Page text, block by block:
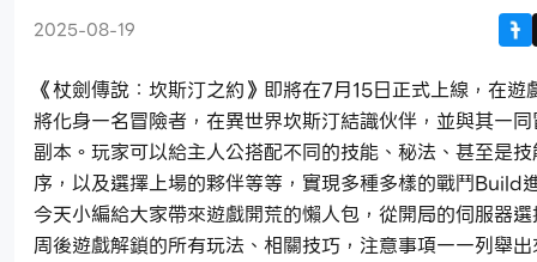
2025-08-19
《杖劍傳說：坎斯汀之約》即將在7月15日正式上線，在遊
將化身一名冒險者，在異世界坎斯汀結識伙伴，並與其一
副本。玩家可以給主人公搭配不同的技能、秘法、甚至是
序，以及選擇上場的夥伴等等，實現多種多樣的戰鬥Build
今天小編給大家帶來遊戲開荒的懶人包，從開局的伺服器
周後遊戲解鎖的所有玩法、相關技巧，注意事項一一列舉